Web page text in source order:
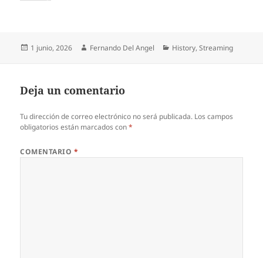
Publicado
1 junio, 2026 Autor
Fernando Del Angel Categorías
History,Streaming
Deja un comentario
Tu dirección de correo electrónico no será publicada. Los campos
obligatorios están marcados con*
COMENTARIO *